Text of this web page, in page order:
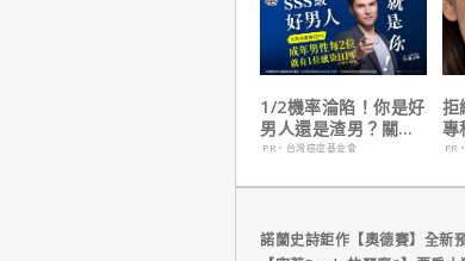
1/2機率淪陷！你是好
男人還是渣男？關鍵
在這
PR・台灣癌症基金會
拒
專
PR
諾蘭史詩鉅作【奧德賽】全新